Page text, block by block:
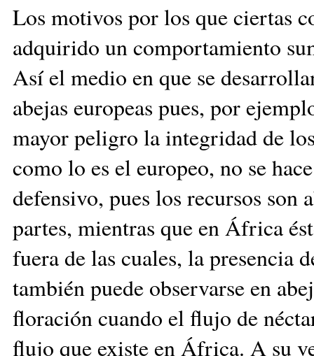
Los motivos por los que ciertas
adquirido un comportamiento
Así el medio en que se
abejas europeas pues, por
mayor peligro la integridad de
como lo es el europeo, no se
defensivo, pues los recursos son
partes, mientras que en África
fuera de las cuales, la presencia
también puede observarse en
floración cuando el flujo de
flujo que existe en África. A su